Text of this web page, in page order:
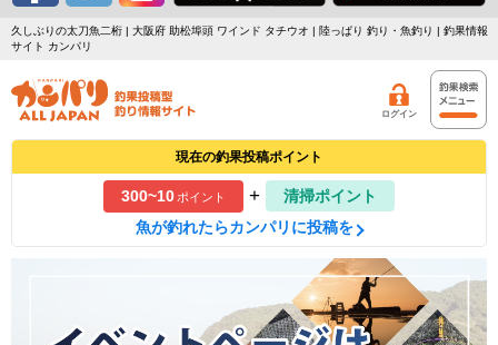
久しぶりの太刀魚二桁 | 大阪府 助松埠頭 ワインド タチウオ | 陸っぱり 釣り・魚釣り | 釣果情報
サイト カンパリ
ログイン
現在の釣果投稿ポイント
300~10ポイント +
清掃ポイント
魚が釣れたらカンパリに投稿を